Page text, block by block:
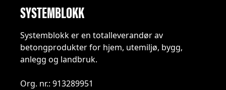
SYSTEMBLOKK
Systemblokk er en totalleverandør av
betongprodukter for hjem, utemiljø, bygg,
anlegg og landbruk.
Org. nr.: 913289951